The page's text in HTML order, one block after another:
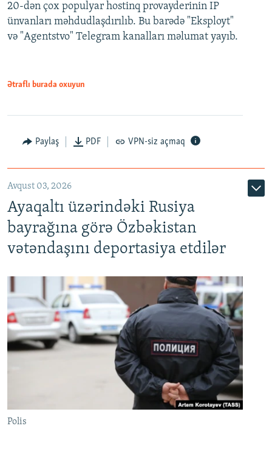
20-dən çox populyar hostinq provayderinin IP
ünvanları məhdudlaşdırılıb. Bu barədə "Eksployt"
və "Agentstvo" Telegram kanalları məlumat yayıb.
Ətraflı burada oxuyun
Paylaş PDF VPN-siz açmaq
Avqust 03, 2026
Ayaqaltı üzərindəki Rusiya
bayrağına görə Özbəkistan
vətəndaşını deportasiya etdilər
Polis